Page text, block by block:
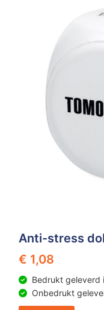
Anti-stress
€ 1,08
Bedrukt geleverd
Onbedrukt